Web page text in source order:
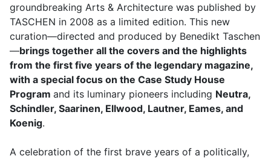
groundbreaking Arts & Architecture was published by
TASCHEN in 2008 as a limited edition. This new
curation—directed and produced by Benedikt Taschen
—brings together all the covers and the highlights
from the first five years of the legendary magazine,
with a special focus on the Case Study House
Program and its luminary pioneers including Neutra,
Schindler, Saarinen, Ellwood, Lautner, Eames, and
Koenig.
A celebration of the first brave years of a politically,